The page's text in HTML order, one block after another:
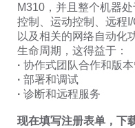
M310，并且整个机器
控制、运动控制、远程
以及相关的网络自动化
生命周期，这得益于：
· 协作式团队合作和版
· 部署和调试
· 诊断和远程服务
现在填写注册表单，下